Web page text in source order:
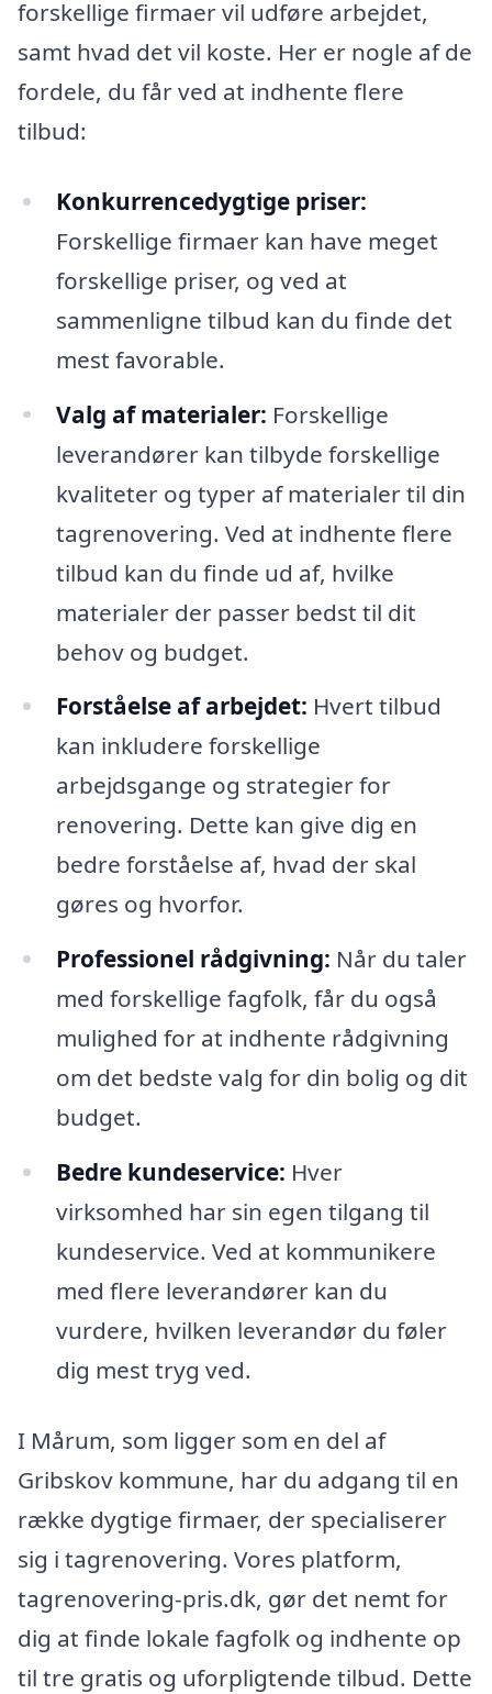
forskellige firmaer vil udføre arbejdet,
samt hvad det vil koste. Her er nogle af de
fordele, du får ved at indhente flere
tilbud:
Konkurrencedygtige priser:
Forskellige firmaer kan have meget
forskellige priser, og ved at
sammenligne tilbud kan du finde det
mest favorable.
Valg af materialer: Forskellige
leverandører kan tilbyde forskellige
kvaliteter og typer af materialer til din
tagrenovering. Ved at indhente flere
tilbud kan du finde ud af, hvilke
materialer der passer bedst til dit
behov og budget.
Forståelse af arbejdet: Hvert tilbud
kan inkludere forskellige
arbejdsgange og strategier for
renovering. Dette kan give dig en
bedre forståelse af, hvad der skal
gøres og hvorfor.
Professionel rådgivning: Når du taler
med forskellige fagfolk, får du også
mulighed for at indhente rådgivning
om det bedste valg for din bolig og dit
budget.
Bedre kundeservice: Hver
virksomhed har sin egen tilgang til
kundeservice. Ved at kommunikere
med flere leverandører kan du
vurdere, hvilken leverandør du føler
dig mest tryg ved.
I Mårum, som ligger som en del af
Gribskov kommune, har du adgang til en
række dygtige firmaer, der specialiserer
sig i tagrenovering. Vores platform,
tagrenovering-pris.dk, gør det nemt for
dig at finde lokale fagfolk og indhente op
til tre gratis og uforpligtende tilbud. Dette